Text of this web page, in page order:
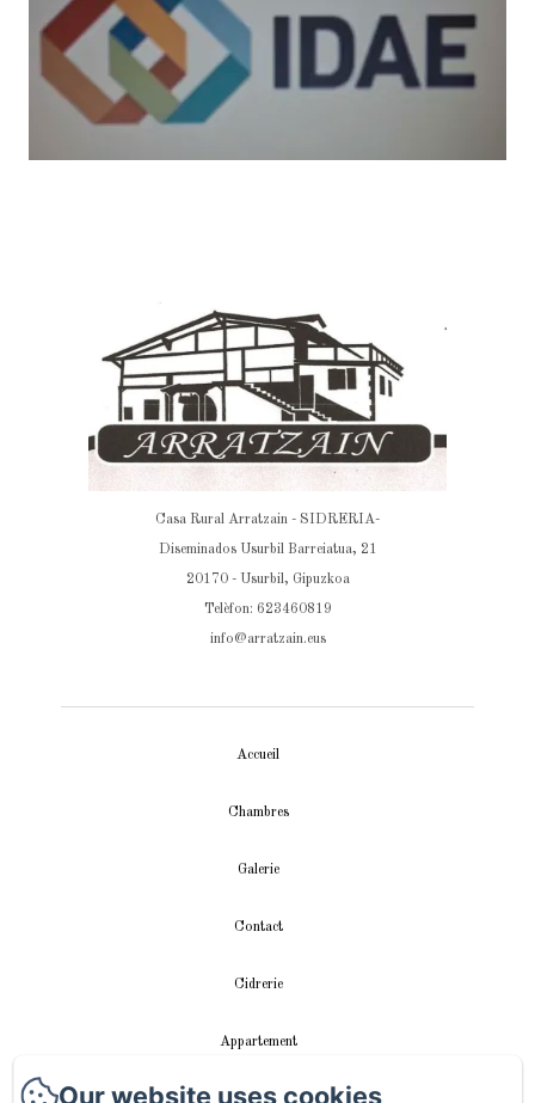
Casa Rural Arratzain - SIDRERIA-
Diseminados Usurbil Barreiatua, 21
20170 - Usurbil, Gipuzkoa
Telèfon: 623460819
info@arratzain.eus
Accueil
Chambres
Galerie
Contact
Cidrerie
Appartement
vidéos
Our website uses cookies